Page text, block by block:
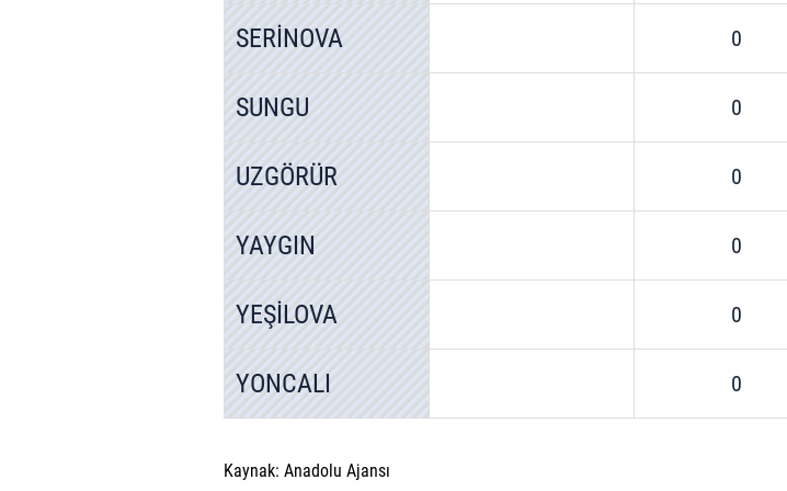
mevzuata uygun olarak kullanılan çerezlerle ilgili bilgi almak için lütfen
SERİNOVA 0
SUNGU 0
UZGÖRÜR 0
YAYGIN 0
YEŞİLOVA 0
YONCALI 0
Kaynak: Anadolu Ajansı